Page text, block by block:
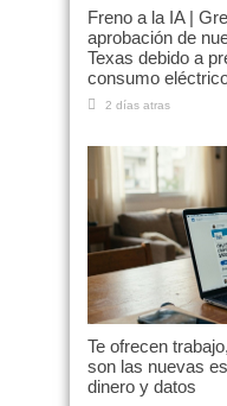
Freno a la IA |
aprobación de
Texas debido a
consumo
2 días atras
Te ofrecen
son las nuevas
dinero y datos